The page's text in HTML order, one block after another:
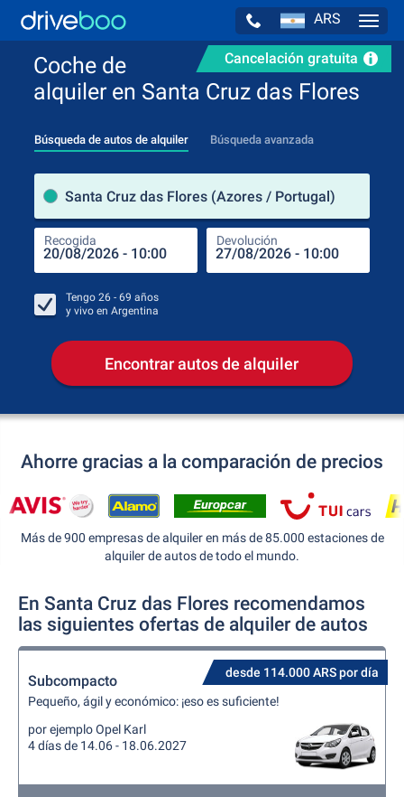
ARS
Cancelación gratuita
Coche de
alquiler en Santa Cruz das Flores
Búsqueda de autos de alquiler Búsqueda avanzada
Santa Cruz das Flores (Azores / Portugal)
Recogida Devolución
Tengo 26 - 69 años
y vivo en Argentina
Encontrar autos de alquiler
Ahorre gracias a la comparación de precios
Más de 900 empresas de alquiler en más de 85.000 estaciones de
alquiler de autos de todo el mundo.
En Santa Cruz das Flores recomendamos
las siguientes ofertas de alquiler de autos
desde 114.000 ARS por día
Subcompacto
Pequeño, ágil y económico: ¡eso es suficiente!
por ejemplo Opel Karl
4 días de 14.06 - 18.06.2027